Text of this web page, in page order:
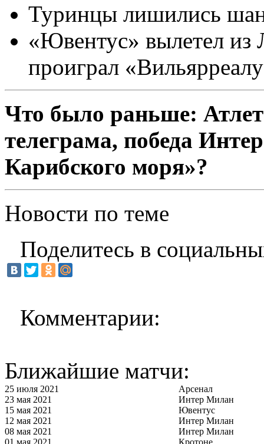
Туринцы лишились
«Ювентус» вылетел из
проиграл
Что было раньше:
телеграма, победа
Карибского моря»?
Новости по теме
Поделитесь в
Комментарии:
Ближайшие матчи:
25 июля 2021
Арсенал
23 мая 2021
Интер Милан
15 мая 2021
Ювентус
12 мая 2021
Интер Милан
08 мая 2021
Интер Милан
01 мая 2021
Кротоне